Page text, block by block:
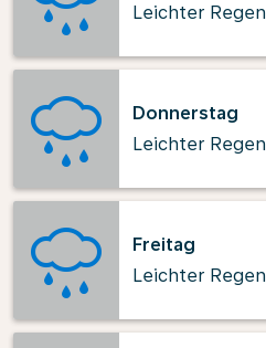
Leichter Regen
Donnerstag
Leichter Regen
Freitag
Leichter Regen